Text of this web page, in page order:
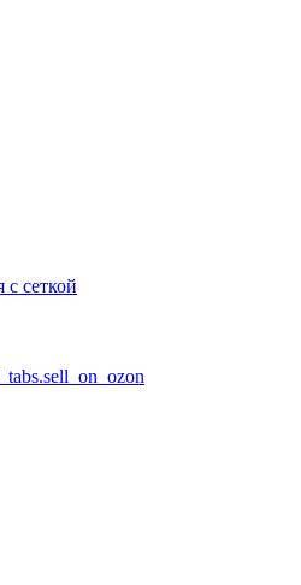
с сеткой